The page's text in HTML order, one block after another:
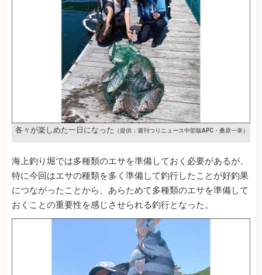
各々が楽しめた一日になった （提供：週刊つりニュース中部版APC・桑原一幸）
海上釣り堀では多種類のエサを準備しておく必要があるが、
特に今回はエサの種類を多く準備して釣行したことが好釣果
につながったことから、あらためて多種類のエサを準備して
おくことの重要性を感じさせられる釣行となった。